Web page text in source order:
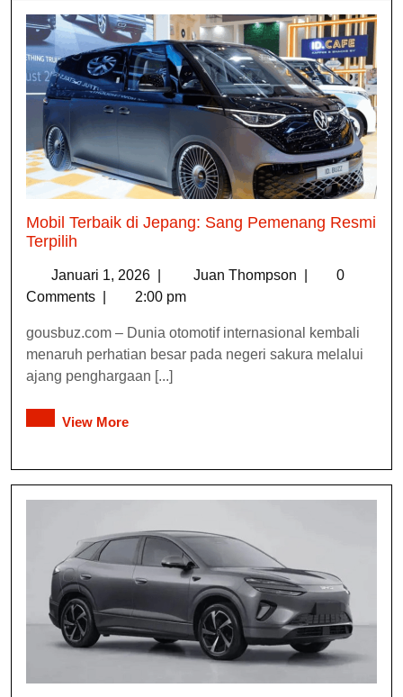
Mobil Terbaik di Jepang: Sang Pemenang Resmi
Terpilih
Januari 1, 2026 Juan Thompson
0
Comments
2:00 pm
gousbuz.com – Dunia otomotif internasional kembali
menaruh perhatian besar pada negeri sakura melalui
ajang penghargaan [...]
View More